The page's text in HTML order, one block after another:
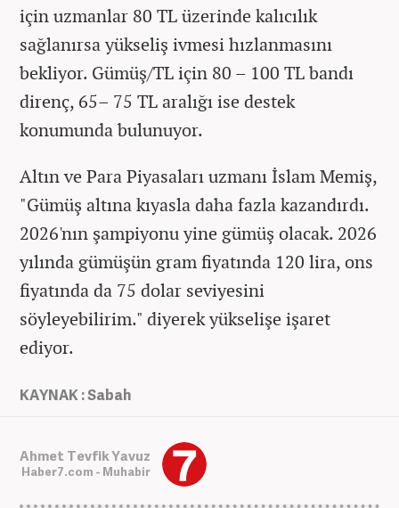
için uzmanlar 80 TL üzerinde kalıcılık
sağlanırsa yükseliş ivmesi hızlanmasını
bekliyor. Gümüş/TL için 80 – 100 TL bandı
direnç, 65– 75 TL aralığı ise destek
konumunda bulunuyor.
Altın ve Para Piyasaları uzmanı İslam Memiş,
"Gümüş altına kıyasla daha fazla kazandırdı.
2026'nın şampiyonu yine gümüş olacak. 2026
yılında gümüşün gram fiyatında 120 lira, ons
fiyatında da 75 dolar seviyesini
söyleyebilirim." diyerek yükselişe işaret
ediyor.
KAYNAK : Sabah
Ahmet Tevfik Yavuz
Haber7.com - Muhabir